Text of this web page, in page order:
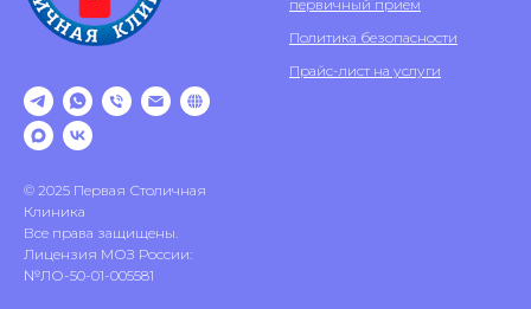
© 2025 Первая Столичная
Клиника
Все права защищены.
Лицензия МОЗ России:
№ЛО-50-01-005581
первичный прием
Политика безопасности
Прайс-лист на услуги